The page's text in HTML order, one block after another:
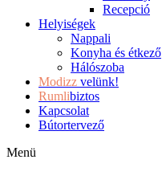
Recepció
Helyiségek
Nappali
Konyha és étkező
Hálószoba
Modizz velünk!
Rumlibiztos
Kapcsolat
Bútortervező
Menü